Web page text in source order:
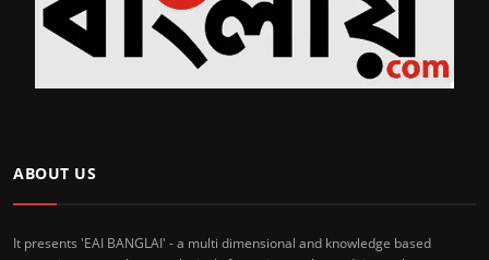
ABOUT US
It presents 'EAI BANGLAI' - a multi dimensional and knowledge based